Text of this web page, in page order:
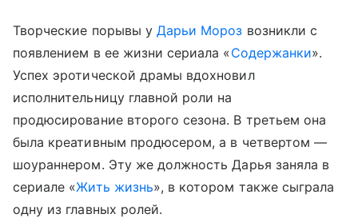
Творческие порывы у Дарьи Мороз возникли с
появлением в ее жизни сериала «Содержанки».
Успех эротической драмы вдохновил
исполнительницу главной роли на
продюсирование второго сезона. В третьем она
была креативным продюсером, а в четвертом —
шоураннером. Эту же должность Дарья заняла в
сериале «Жить жизнь», в котором также сыграла
одну из главных ролей.